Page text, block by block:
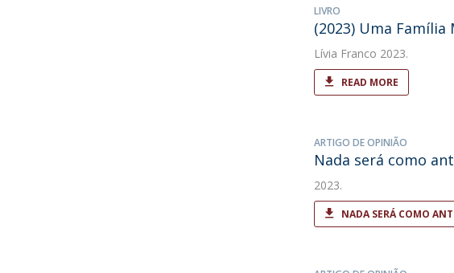
LIVRO
(2023) Uma
Lívia Franco 2023.
READ MORE
ARTIGO DE OPINIÃO
Nada será como
2023.
NADA SERÁ COMO